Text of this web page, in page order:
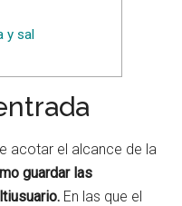
y sal
acotar el alcance de la
guardar las
En las que el